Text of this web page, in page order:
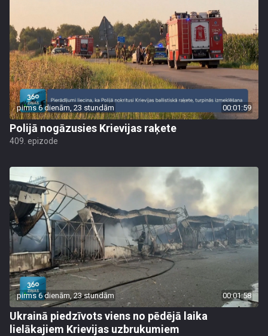
pirms 6 dienām, 23 stundām 00:01:59
Polijā nogāzusies Krievijas raķete
409. epizode
pirms 6 dienām, 23 stundām 00:01:58
Ukrainā piedzīvots viens no pēdējā laika
lielākajiem Krievijas uzbrukumiem